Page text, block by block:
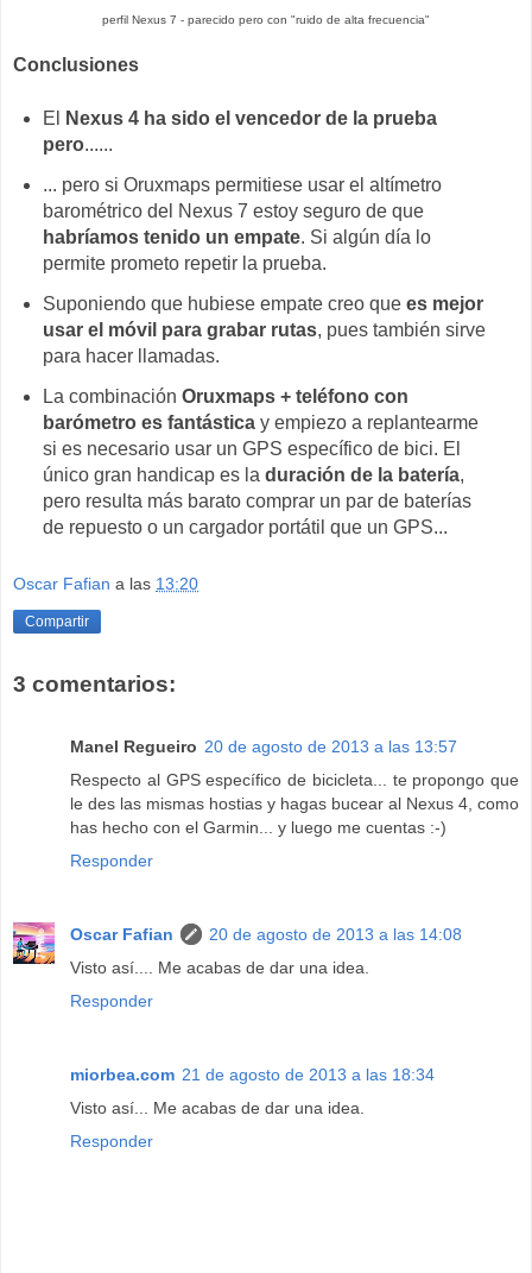
perfil Nexus 7 - parecido pero con "ruido de alta frecuencia"
Conclusiones
El
Nexus 4 ha sido el vencedor de la prueba
pero......
... pero si Oruxmaps permitiese usar el altímetro
barométrico del Nexus 7 estoy seguro de que
habríamos tenido un empate. Si algún día lo
permite prometo repetir la prueba.
Suponiendo que hubiese empate creo que es mejor
usar el móvil para grabar rutas, pues también sirve
para hacer llamadas.
La combinación Oruxmaps + teléfono con
barómetro es fantásticay empiezo a replantearme
si es necesario usar un GPS específico de bici. El
único gran handicap es la duración de la batería,
pero resulta más barato comprar un par de baterías
de repuesto o un cargador portátil que un GPS...
Oscar Fafian a las 13:20
Compartir
3 comentarios:
Manel Regueiro 20 de agosto de 2013 a las 13:57
Respecto al GPS específico de bicicleta... te propongo que
le des las mismas hostias y hagas bucear al Nexus 4, como
has hecho con el Garmin... y luego me cuentas :-)
Responder
Oscar Fafian
20 de agosto de 2013 a las 14:08
Visto así.... Me acabas de dar una idea.
Responder
miorbea.com 21 de agosto de 2013 a las 18:34
Visto así... Me acabas de dar una idea.
Responder